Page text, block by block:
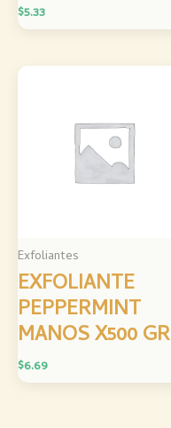
$5.33
Exfoliantes
EXFOLIANTE
PEPPERMINT
MANOS X500 GR
$6.69